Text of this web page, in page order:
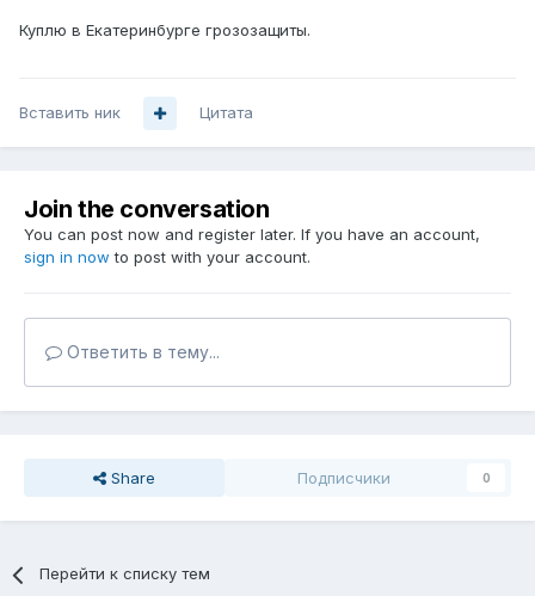
Куплю в Екатеринбурге грозозащиты.
Вставить ник Цитата
Join the conversation
You can post now and register later. If you have an account,
sign in now to post with your account.
Ответить в тему...
Share Подписчики 0
Перейти к списку тем